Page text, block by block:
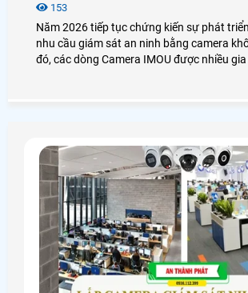
153
Năm 2026 tiếp tục chứng kiến sự phát
nhu cầu giám sát an ninh bằng camera
đó, các dòng Camera IMOU được nhiều gia